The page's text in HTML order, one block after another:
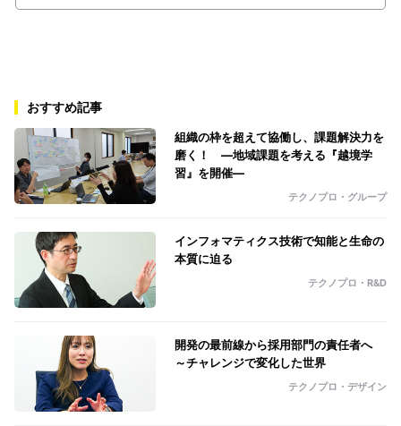
おすすめ記事
組織の枠を超えて協働し、課題解決力を
磨く！ ―地域課題を考える『越境学
習』を開催―
テクノプロ・グループ
インフォマティクス技術で知能と生命の
本質に迫る
テクノプロ・R&D
開発の最前線から採用部門の責任者へ
～チャレンジで変化した世界
テクノプロ・デザイン